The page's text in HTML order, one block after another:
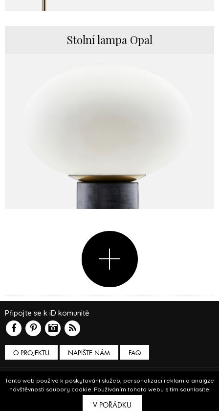
Tento web používá k poskytování služeb, personalizaci reklam a analýze
návštěvnosti soubory cookie. Používáním tohoto webu s tím souhlasíte.
V POŘÁDKU
Stolní lampa Opal
O PROJEKTU NAPIŠTE NÁM
Připojte se k iD komunitě
FAQ
Podmínky používání
© Insidecor 2013-2019.
Breezy